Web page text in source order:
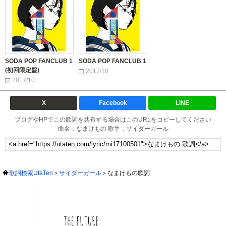
SODA POP FANCLUB 1
(初回限定盤)
2017/10
SODA POP FANCLUB 1
2017/10
X Facebook LINE
ブログやHPでこの歌詞を共有する場合はこのURLをコピーしてください
曲名：なまけもの 歌手：サイダーガール
歌詞検索UtaTen サイダーガール なまけもの歌詞